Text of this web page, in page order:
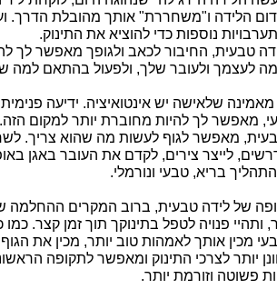
הלידה ו"משחררת" אותך מהובלת הדרך.
נוספות כדי להוציא את התינוק.
טבעית, החיבור לכאב ולגופך מאפשר לך
לעצמך ולעובר שלך, ולפעול בהתאם למה
מאמינה שלאישה יש אינטואיציה. ידיעה
מאפשר לך להיות מחוברת יותר למקום
מאפשר לגוף לעשות מה שהוא צריך.
לייצר צירים, לקדם את העובר באגן
בריא, טבעי ונורמלי.
של לידה טבעית, ברוב המקרים ההחלמה
ותהיי פנויה לטפל בתינוקך תוך זמן קצר.
מכין אותך לאמהות טוב יותר, מכין את
יותר לצרכי התינוק ומאפשר לתקופה
פשוטה וזורמת יותר.